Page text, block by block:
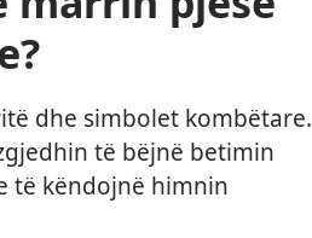
dhe simbolet kombëtare.
të bëjnë betimin
të këndojnë himnin